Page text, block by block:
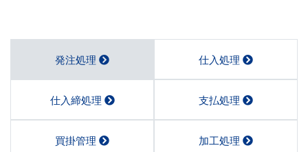
発注処理 仕入処理
仕入締処理 支払処理
買掛管理 加工処理